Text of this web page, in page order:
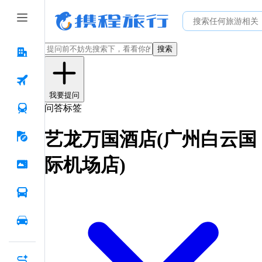
搜索
我要提问
问答标签
艺龙万国酒店(广州白云国
际机场店)